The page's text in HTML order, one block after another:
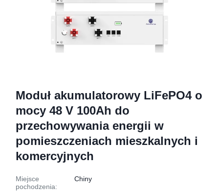
Moduł akumulatorowy LiFePO4 o
mocy 48 V 100Ah do
przechowywania energii w
pomieszczeniach mieszkalnych i
komercyjnych
Miejsce
pochodzenia:
Chiny